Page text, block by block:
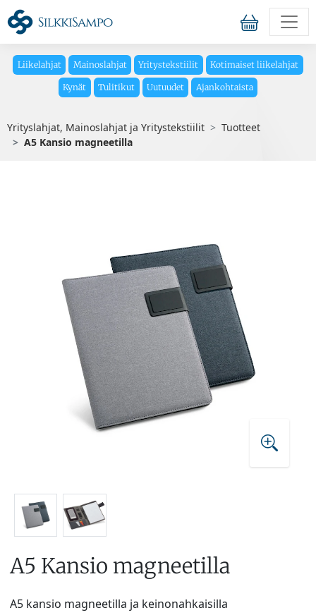
Liikelahjat Mainoslahjat Yritystekstiilit Kotimaiset liikelahjat
Kynät Tulitikut Uutuudet Ajankohtaista
Yrityslahjat, Mainoslahjat ja Yritystekstiilit
Tuotteet
A5 Kansio magneetilla
A5 Kansio magneetilla
A5 kansio magneetilla ja keinonahkaisilla